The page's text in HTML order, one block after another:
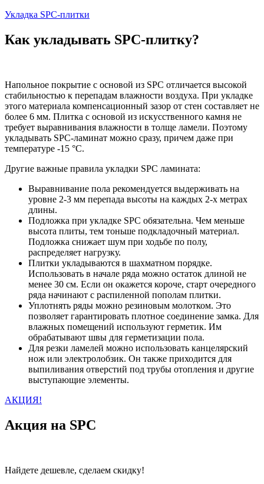
Укладка SPC-плитки
Как укладывать SPC-плитку?
Напольное покрытие с основой из SPC отличается высокой
стабильностью к перепадам влажности воздуха. При укладке
этого материала компенсационный зазор от стен составляет не
более 6 мм. Плитка с основой из искусственного камня не
требует выравнивания влажности в толще ламели. Поэтому
укладывать SPC-ламинат можно сразу, причем даже при
температуре -15 °C.
Другие важные правила укладки SPC ламината:
Выравнивание пола рекомендуется выдерживать на
уровне 2-3 мм перепада высоты на каждых 2-х метрах
длины.
Подложка при укладке SPC обязательна. Чем меньше
высота плиты, тем тоньше подкладочный материал.
Подложка снижает шум при ходьбе по полу,
распределяет нагрузку.
Плитки укладываются в шахматном порядке.
Использовать в начале ряда можно остаток длиной не
менее 30 см. Если он окажется короче, старт очередного
ряда начинают с распиленной пополам плитки.
Уплотнять ряды можно резиновым молотком. Это
позволяет гарантировать плотное соединение замка. Для
влажных помещений используют герметик. Им
обрабатывают швы для герметизации пола.
Для резки ламелей можно использовать канцелярский
нож или электролобзик. Он также приходится для
выпиливания отверстий под трубы отопления и другие
выступающие элементы.
АКЦИЯ!
Акция на SPC
Найдете дешевле, сделаем скидку!